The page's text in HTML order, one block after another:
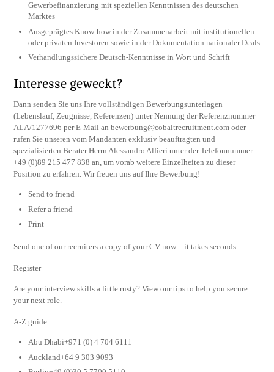
Gewerbefinanzierung mit speziellen Kenntnissen des deutschen
Marktes
Ausgeprägtes Know-how in der Zusammenarbeit mit institutionellen
oder privaten Investoren sowie in der Dokumentation nationaler Deals
Verhandlungssichere Deutsch-Kenntnisse in Wort und Schrift
Interesse geweckt?
Dann senden Sie uns Ihre vollständigen Bewerbungsunterlagen
(Lebenslauf, Zeugnisse, Referenzen) unter Nennung der Referenznummer
ALA/1277696 per E-Mail anbewerbung@cobaltrecruitment.com oder
rufen Sie unseren vom Mandanten exklusiv beauftragten und
spezialisierten Berater Herrn Alessandro Alfieri unter der Telefonnummer
+49 (0)89 215 477 838 an, um vorab weitere Einzelheiten zu dieser
Position zu erfahren. Wir freuen uns auf Ihre Bewerbung!
Send to friend
Refer a friend
Print
Send one of our recruiters a copy of your CV now – it takes seconds.
Register
Are your interview skills a little rusty? View our tips to help you secure
your next role.
A-Z guide
Abu Dhabi+971 (0) 4 704 6111
Auckland+64 9 303 9093